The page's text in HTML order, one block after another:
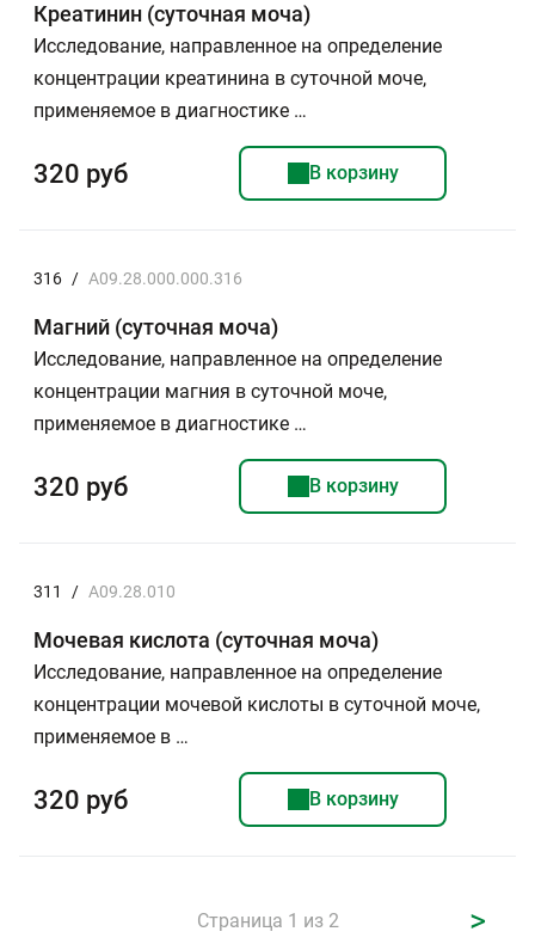
Креатинин (суточная моча)
Исследование, направленное на определение
концентрации креатинина в суточной моче,
применяемое в диагностике …
320 руб В корзину
316 / A09.28.000.000.316
Магний (суточная моча)
Исследование, направленное на определение
концентрации магния в суточной моче,
применяемое в диагностике …
320 руб В корзину
311 / A09.28.010
Мочевая кислота (суточная моча)
Исследование, направленное на определение
концентрации мочевой кислоты в суточной моче,
применяемое в …
320 руб В корзину
Страница 1 из 2 >